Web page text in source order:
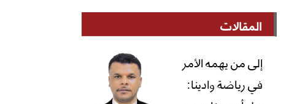
المقالات
إلى من يهمه الأمر
في رياضة وادينا: